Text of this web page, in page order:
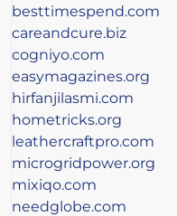
besttimespend.com
careandcure.biz
cogniyo.com
easymagazines.org
hirfanjilasmi.com
hometricks.org
leathercraftpro.com
microgridpower.org
mixiqo.com
needglobe.com